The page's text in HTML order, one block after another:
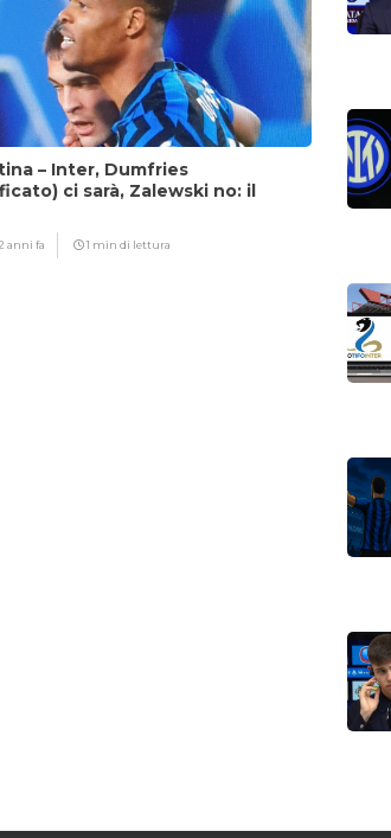
– Inter, Dumfries
ci sarà, Zalewski no: il
anni fa 1 min di lettura